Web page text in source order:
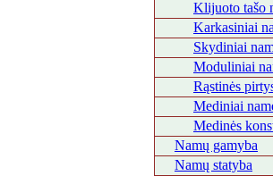
Klijuoto tašo
Karkasiniai
Skydiniai
Moduliniai
Rąstinės
Mediniai
Medinės
Namų gamyba
Namų statyba